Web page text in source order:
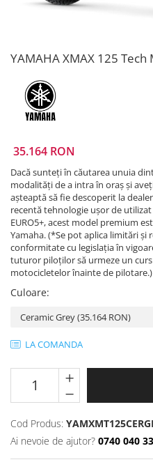
Touring
Off-Road
Sport
Incaltaminte Femei
Touring
Off-Road
Imbracaminte functionala
Echipamente de ploaie
Protectii
Airbag
Armuri
Protectii coloana
Protectii genunchi
Copii
Casti copii
Incaltaminte
Ochelari
Protecții
Echipamente barbati
Pantaloni Barbati
Sisteme comunicatie
Suport telefon
Utile
YAMAHA XMAX 125 Tech
35.164 RON
Dacă sunteți în căutarea unuia
modalități de a intra în oraș și
așteaptă să fie descoperit la
recentă tehnologie ușor de
EURO5+, acest model premium
Yamaha. (*Se pot aplica limitări și
conformitate cu legislația în
tuturor piloților să urmeze un
motocicletelor înainte de pilotare.)
Culoare:
LA COMANDA
Cod Produs:
Ai nevoie de ajutor? 0740 040